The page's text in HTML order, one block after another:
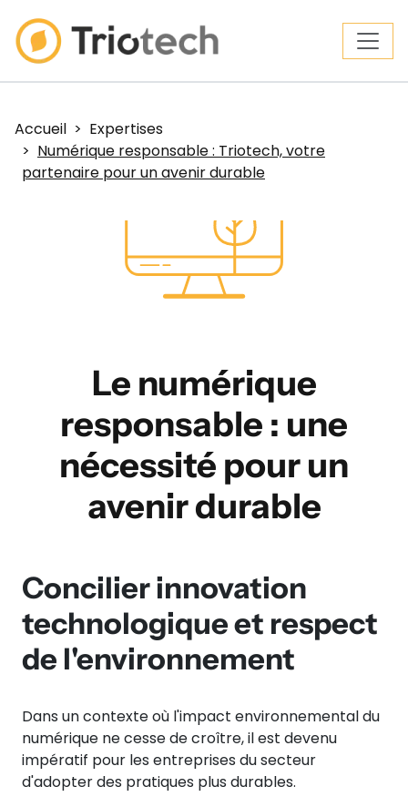
Accueil
Expertises
Numérique responsable : Triotech, votre
partenaire pour un avenir durable
Le numérique
responsable : une
nécessité pour un
avenir durable
Concilier innovation
technologique et respect
de l'environnement
Dans un contexte où l'impact environnemental du
numérique ne cesse de croître, il est devenu
impératif pour les entreprises du secteur
d'adopter des pratiques plus durables.